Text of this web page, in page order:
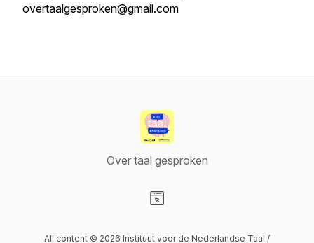
overtaalgesproken@gmail.com
Over taal gesproken
All content © 2026 Instituut voor de Nederlandse Taal /